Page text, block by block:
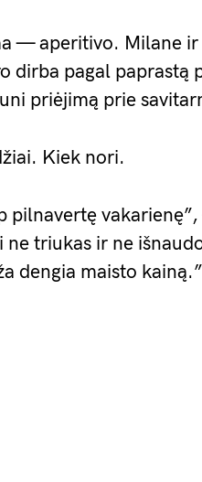
— aperitivo. Milane
dirba pagal
priėjimą prie
Kiek nori.
pilnavertę
triukas ir ne
dengia maisto kainą.”